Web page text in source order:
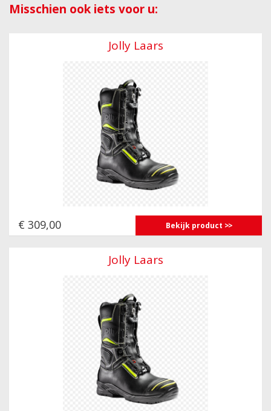
Misschien ook iets voor u:
Jolly Laars
€ 309,00 Bekijk product
Jolly Laars